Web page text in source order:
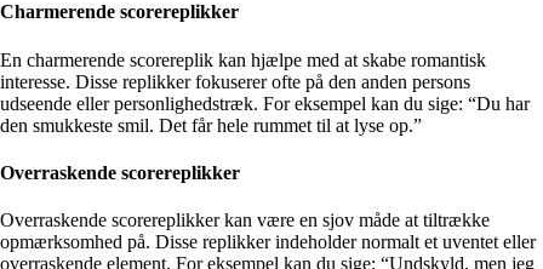
Charmerende scorereplikker
En charmerende scorereplik kan hjælpe med at skabe romantisk
interesse. Disse replikker fokuserer ofte på den anden persons
udseende eller personlighedstræk. For eksempel kan du sige: “Du har
den smukkeste smil. Det får hele rummet til at lyse op.”
Overraskende scorereplikker
Overraskende scorereplikker kan være en sjov måde at tiltrække
opmærksomhed på. Disse replikker indeholder normalt et uventet eller
overraskende element. For eksempel kan du sige: “Undskyld, men jeg